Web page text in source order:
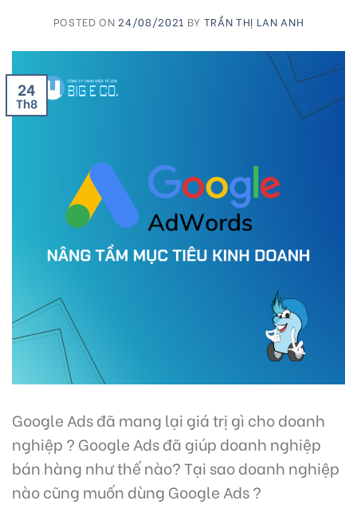
POSTED ON 24/08/2021 BY TRẦN THỊ LAN ANH
24
Th8
Google Ads đã mang lại giá trị gì cho doanh
nghiệp ? Google Ads đã giúp doanh nghiệp
bán hàng như thế nào? Tại sao doanh nghiệp
nào cũng muốn dùng Google Ads ?